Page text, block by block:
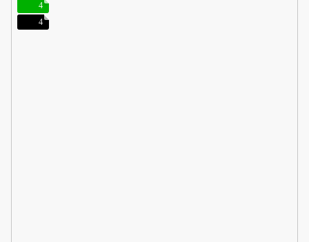
4
4